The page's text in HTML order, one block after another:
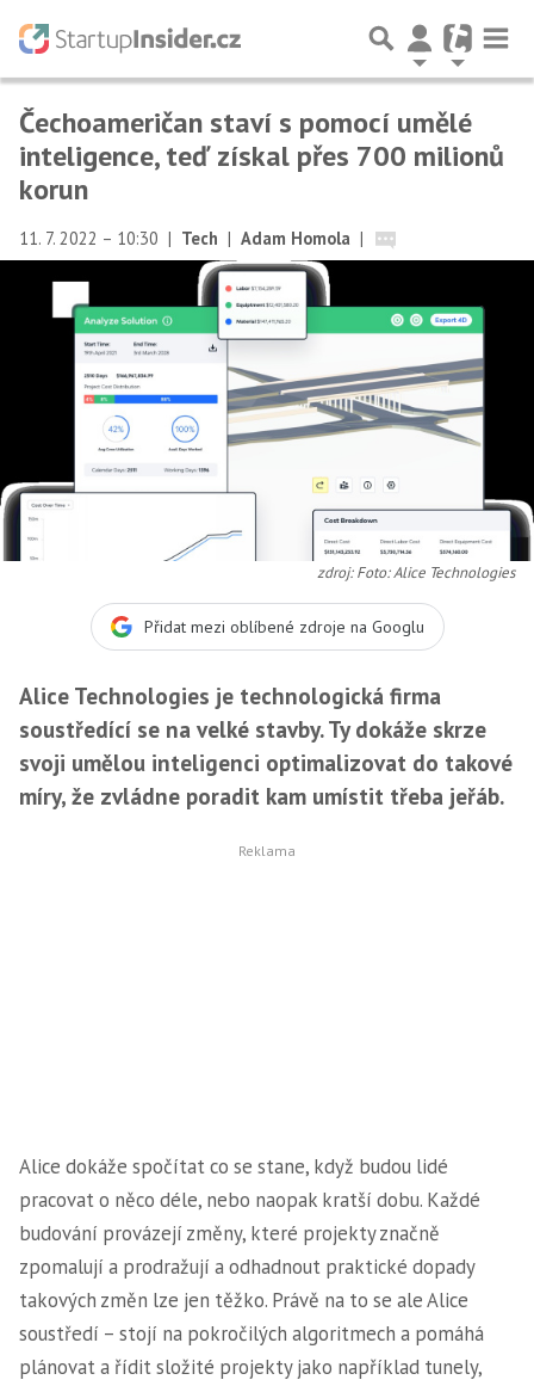
Čechoameričan staví s pomocí umělé
inteligence, teď získal přes 700 milionů
korun
11. 7. 2022 – 10:30 | Tech | Adam Homola |
zdroj: Foto: Alice Technologies
Přidat mezi oblíbené zdroje na Googlu
Alice Technologies je technologická firma
soustředící se na velké stavby. Ty dokáže skrze
svoji umělou inteligenci optimalizovat do takové
míry, že zvládne poradit kam umístit třeba jeřáb.
Alice dokáže spočítat co se stane, když budou lidé
pracovat o něco déle, nebo naopak kratší dobu. Každé
budování provázejí změny, které projekty značně
zpomalují a prodražují a odhadnout praktické dopady
takových změn lze jen těžko. Právě na to se ale Alice
soustředí – stojí na pokročilých algoritmech a pomáhá
plánovat a řídit složité projekty jako například tunely,